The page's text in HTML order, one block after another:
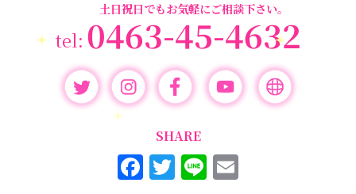
土日祝日でもお気軽にご相談下さい。
0463-45-4632
SHARE
F T Li